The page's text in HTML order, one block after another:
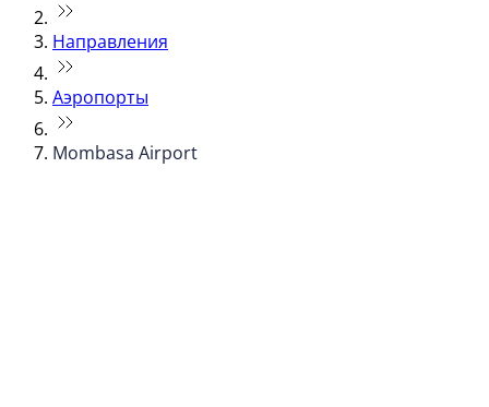
Направления
Аэропорты
Mombasa Airport